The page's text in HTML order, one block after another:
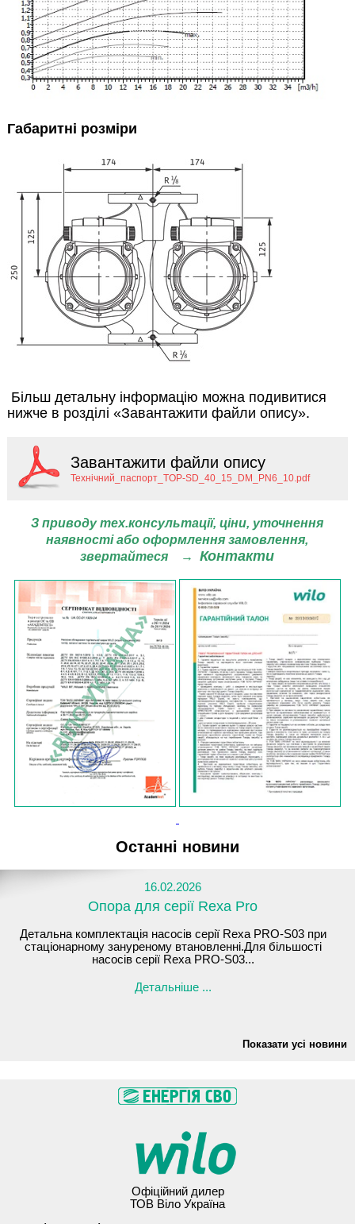
Габаритні розміри
Більш детальну інформацію можна подивитися
нижче в розділі «Завантажити файли опису».
Завантажити файли опису
Технічний_паспорт_TOP-SD_40_15_DM_PN6_10.pdf
З приводу тех.консультації, ціни, уточнення
наявності або оформлення замовлення,
звертайтеся
→ Контакти
Останні новини
16.02.2026
Опора для серії Rexa Pro
Детальна комплектація насосів серії Rexa PRO-S03 при
стаціонарному зануреному втановленні.Для більшості
насосів серії Rexa PRO-S03...
Детальніше ...
Показати усі новини
Офіційний дилер
ТОВ Віло Україна